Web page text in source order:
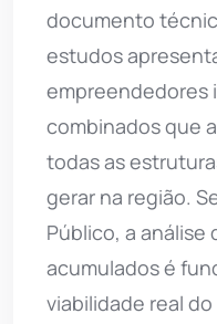
documento
estudos
empreendedores
combinados que
todas as
gerar na região.
Público, a análise
acumulados é
viabilidade real